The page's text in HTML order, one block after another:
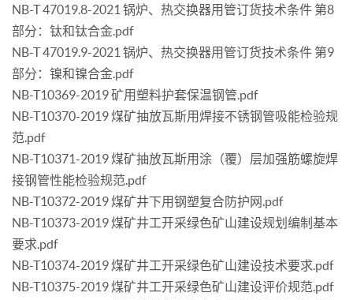
NB-T 47019.8-2021 锅炉、热交换器用管订货技术条件 第8
部分：钛和钛合金.pdf
NB-T 47019.9-2021 锅炉、热交换器用管订货技术条件 第9
部分：镍和镍合金.pdf
NB-T10369-2019 矿用塑料护套保温钢管.pdf
NB-T10370-2019 煤矿抽放瓦斯用焊接不锈钢管吸能检验规
范.pdf
NB-T10371-2019 煤矿抽放瓦斯用涂（覆）层加强筋螺旋焊
接钢管性能检验规范.pdf
NB-T10372-2019 煤矿井下用钢塑复合防护网.pdf
NB-T10373-2019 煤矿井工开采绿色矿山建设规划编制基本
要求.pdf
NB-T10374-2019 煤矿井工开采绿色矿山建设技术要求.pdf
NB-T10375-2019 煤矿井工开采绿色矿山建设评价规范.pdf